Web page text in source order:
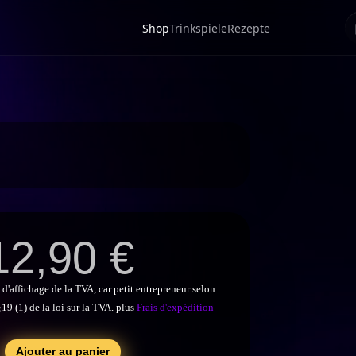
€
d'affichage de la TVA, car petit entrepreneur selon
(1) de la loi sur la TVA. plusFrais d'expédition
Ajouter au panier